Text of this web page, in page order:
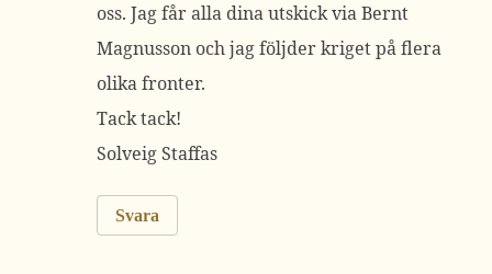
oss. Jag får alla dina utskick via Bernt
Magnusson och jag följder kriget på flera
olika fronter.
Tack tack!
Solveig Staffas
Svara